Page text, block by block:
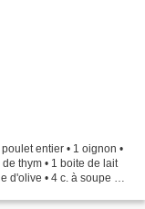
entier • 1 oignon •
thym • 1 boite de lait
d'olive • 4 c. à soupe de